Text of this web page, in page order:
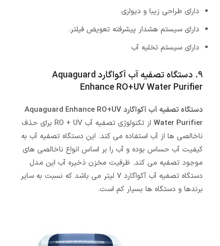
دارای طراحی زیبا و دیواری
دارای سیستم هشدار پیشرفته تعویض فیلتر.
دارای سیستم تخلیه آب
9. دستگاه تصفیه آب آکواگارد Aquaguard
Enhance RO+UV Water Purifier
دستگاه تصفیه آب آکواگارد Aquaguard Enhance RO+UV
Water Purifier
از تکنولوژی تصفیه آب RO + UV برای حذف
ناخالصی ها از آب استفاده می کند. این دستگاه تصفیه آب به
کیفیت آب حساس بوده و آب را بر اساس انواع ناخالصی های
موجود تصفیه می کند. ظرفیت مخزن ذخیره آب این مدل
دستگاه تصفیه آب آکواگارد 7 لیتر می باشد که نسبت به سایر
برندها و دستگاه ها بسیار کم است.